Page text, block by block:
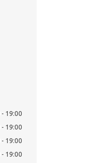
19:00
19:00
19:00
19:00